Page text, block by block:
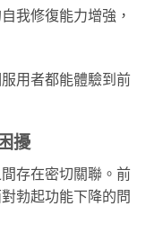
我修復能力增強，
用者都能體驗到前
擾
存在密切關聯。前
勃起功能下降的問